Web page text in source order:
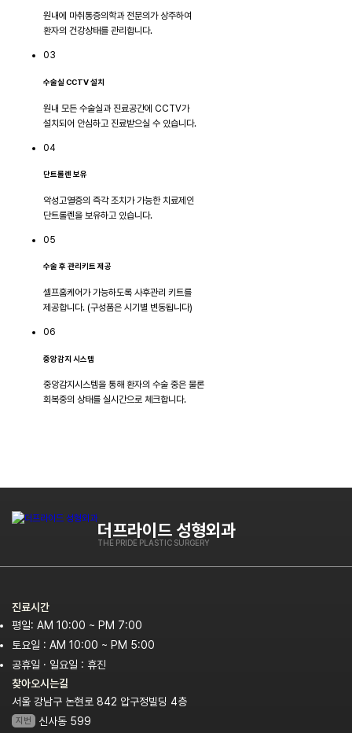
원내에 마취통증의학과 전문의가 상주하여
환자의 건강상태를 관리합니다.
03
수술실 CCTV 설치
원내 모든 수술실과 진료공간에 CCTV가
설치되어 안심하고 진료받으실 수 있습니다.
04
단트롤렌 보유
악성고열증의 즉각 조치가 가능한 치료제인
단트롤렌을 보유하고 있습니다.
05
수술 후 관리키트 제공
셀프홈케어가 가능하도록 사후관리 키트를
제공합니다. (구성품은 시기별 변동됩니다)
06
중앙감지 시스템
중앙감지시스템을 통해 환자의 수술 중은 물론
회복중의 상태를 실시간으로 체크합니다.
더프라이드 성형외과
THE PRIDE PLASTIC SURGERY
진료시간
평일: AM 10:00 ~ PM 7:00
토요일 : AM 10:00 ~ PM 5:00
공휴일 · 일요일 : 휴진
찾아오시는길
서울 강남구 논현로 842 압구정빌딩 4층
지번
신사동 599